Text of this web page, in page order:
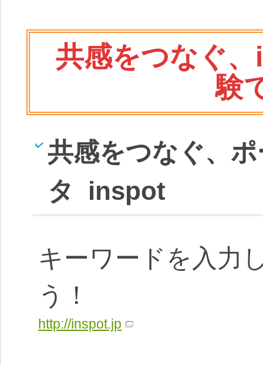
共感をつなぐ
験
共感をつなぐ、
タ inspot
キーワードを入力
う！
http://inspot.jp